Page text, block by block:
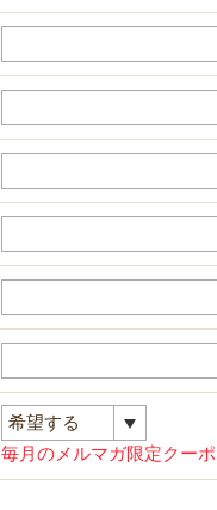
毎月のメルマガ限定クー